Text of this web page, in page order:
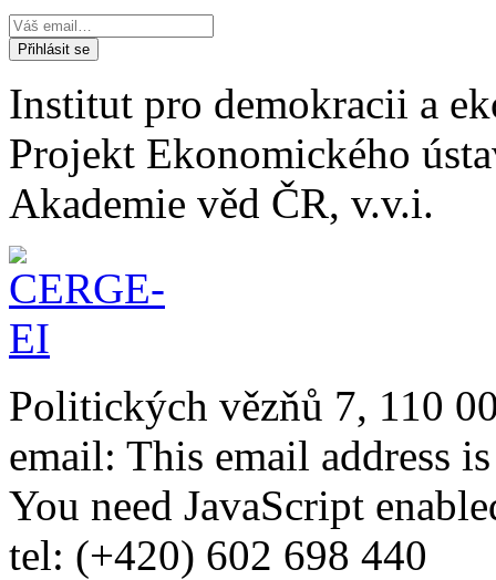
Institut pro demokracii a
Projekt Ekonomického
Akademie věd ČR, v.v.i.
Politických vězňů 7, 110
email: This email address
You need JavaScript
tel: (+420) 602 698 440